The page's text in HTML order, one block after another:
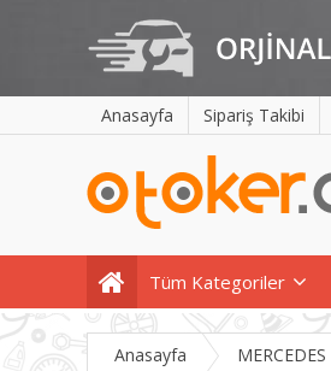
Anasayfa Sipariş Takibi
Tüm Kategoriler
Anasayfa MERCEDES